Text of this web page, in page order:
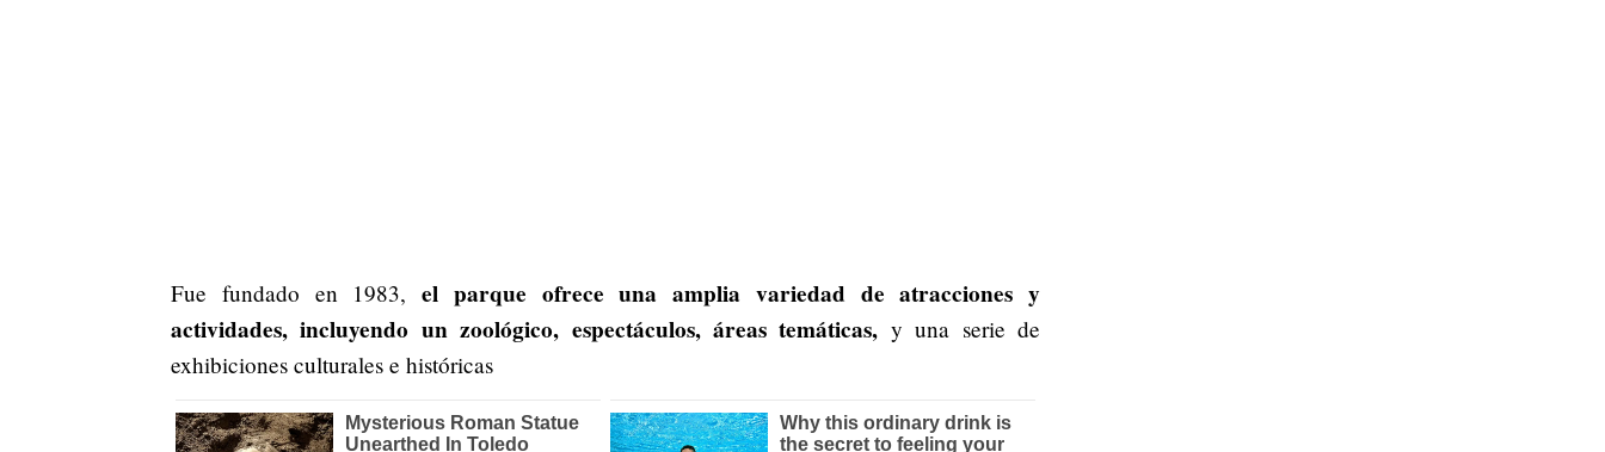
Fue fundado en 1983, el parque ofrece una amplia variedad de atracciones y
actividades, incluyendo un zoológico, espectáculos, áreas temáticas, y una serie de
exhibiciones culturales e históricas